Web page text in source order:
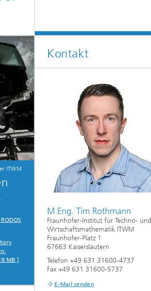
ITWM
MB ]
Kontakt
M.Eng. Tim Rothmann
Fraunhofer-Institut für Techno- und
Wirtschaftsmathematik ITWM
Fraunhofer-Platz 1
67663 Kaiserslautern
Telefon +49 631 31600-4737
Fax +49 631 31600-5737
E-Mail senden